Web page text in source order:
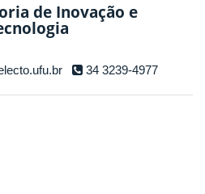
de Inovação e
34 3239-4977